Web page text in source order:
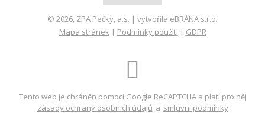
© 2026, ZPA Pečky, a.s. | vytvořila eBRÁNA s.r.o.
Mapa stránek | Podmínky použití | GDPR
Tento web je chráněn pomocí Google ReCAPTCHA a platí pro něj
zásady ochrany osobních údajů a smluvní podmínky